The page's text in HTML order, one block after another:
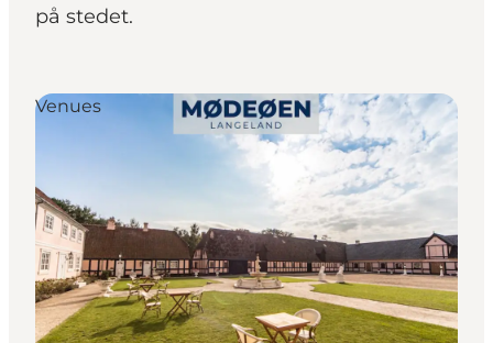
på stedet.
Venues